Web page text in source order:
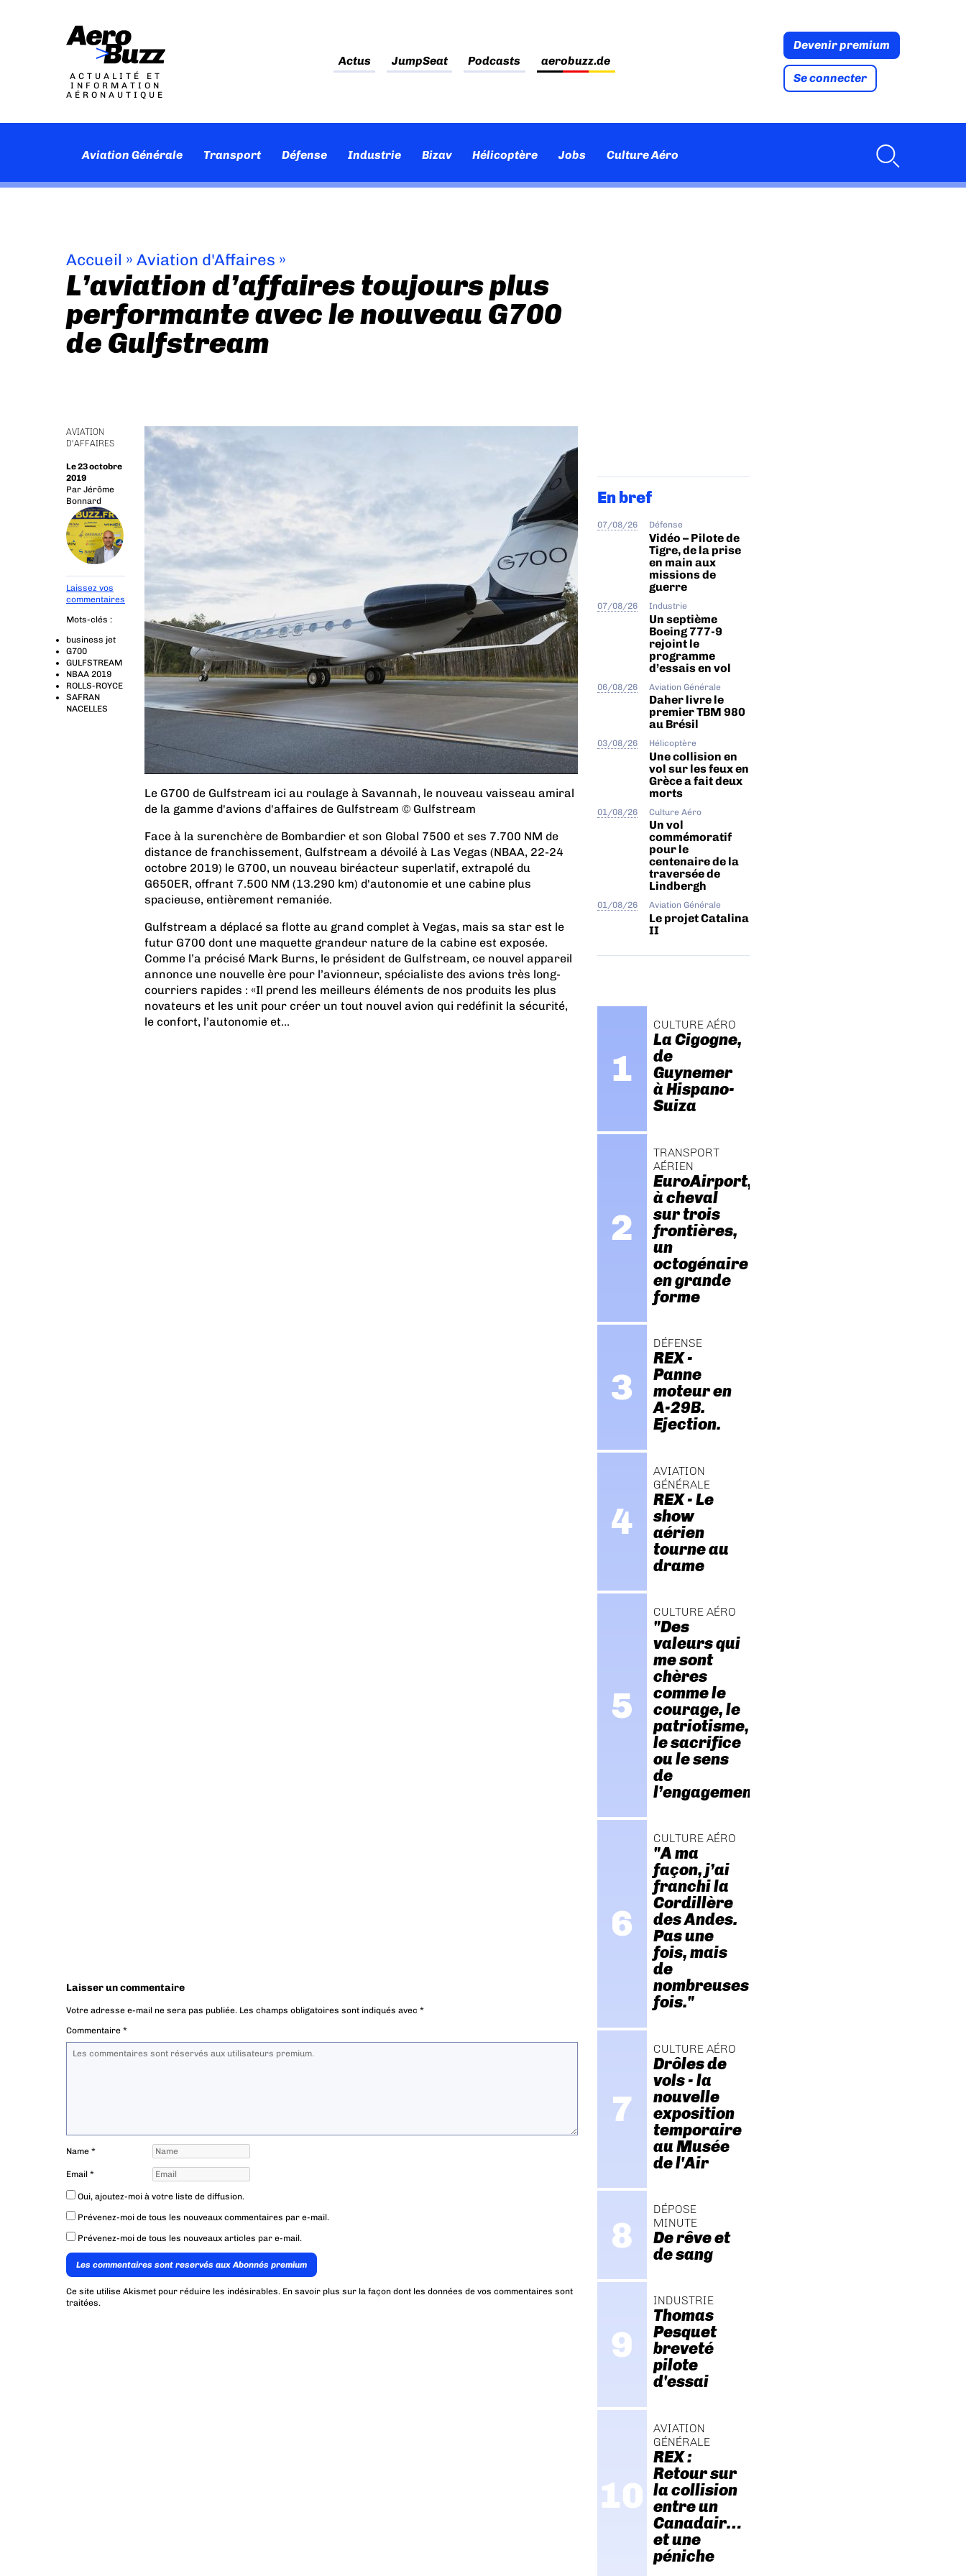
ACTUALITÉ ET
INFORMATION
AÉRONAUTIQUE
Actus JumpSeat Podcasts aerobuzz.de
Devenir premium
Se connecter
Aviation Générale Transport Défense Industrie Bizav Hélicoptère Jobs Culture Aéro
Accueil » Aviation d'Affaires »
L’aviation d’affaires toujours plus
performante avec le nouveau G700
de Gulfstream
AVIATION
D'AFFAIRES
Le 23 octobre
2019
Par Jérôme
Bonnard
Laissez vos
commentaires
Mots-clés :
business jet
G700
GULFSTREAM
NBAA 2019
ROLLS-ROYCE
SAFRAN
NACELLES
Le G700 de Gulfstream ici au roulage à Savannah, le nouveau vaisseau amiral
de la gamme d'avions d'affaires de Gulfstream © Gulfstream
Face à la surenchère de Bombardier et son Global 7500 et ses 7.700 NM de
distance de franchissement, Gulfstream a dévoilé à Las Vegas (NBAA, 22-24
octobre 2019) le G700, un nouveau biréacteur superlatif, extrapolé du
G650ER, offrant 7.500 NM (13.290 km) d'autonomie et une cabine plus
spacieuse, entièrement remaniée.
Gulfstream a déplacé sa flotte au grand complet à Vegas, mais sa star est le
futur G700 dont une maquette grandeur nature de la cabine est exposée.
Comme l’a précisé Mark Burns, le président de Gulfstream, ce nouvel appareil
annonce une nouvelle ère pour l’avionneur, spécialiste des avions très long-
courriers rapides : «Il prend les meilleurs éléments de nos produits les plus
novateurs et les unit pour créer un tout nouvel avion qui redéfinit la sécurité,
le confort, l’autonomie et...
Laisser un commentaire
Votre adresse e-mail ne sera pas publiée. Les champs obligatoires sont indiqués avec *
Commentaire *
Name *
Email *
Oui, ajoutez-moi à votre liste de diffusion.
Prévenez-moi de tous les nouveaux commentaires par e-mail.
Prévenez-moi de tous les nouveaux articles par e-mail.
Les commentaires sont reservés aux Abonnés premium
Ce site utilise Akismet pour réduire les indésirables. En savoir plus sur la façon dont les données de vos commentaires sont
traitées.
En bref
07/08/26 Défense
Vidéo – Pilote de
Tigre, de la prise
en main aux
missions de
guerre
07/08/26 Industrie
Un septième
Boeing 777-9
rejoint le
programme
d’essais en vol
06/08/26 Aviation Générale
Daher livre le
premier TBM 980
au Brésil
03/08/26 Hélicoptère
Une collision en
vol sur les feux en
Grèce a fait deux
morts
01/08/26 Culture Aéro
Un vol
commémoratif
pour le
centenaire de la
traversée de
Lindbergh
01/08/26 Aviation Générale
Le projet Catalina
II
CULTURE AÉRO
La Cigogne,
de
Guynemer
à Hispano-
Suiza
TRANSPORT
AÉRIEN
EuroAirport,
à cheval
sur trois
frontières,
un
octogénaire
en grande
forme
DÉFENSE
REX -
Panne
moteur en
A-29B.
Ejection.
AVIATION
GÉNÉRALE
REX - Le
show
aérien
tourne au
drame
CULTURE AÉRO
"Des
valeurs qui
me sont
chères
comme le
courage, le
patriotisme,
le sacrifice
ou le sens
de
l’engagement."
CULTURE AÉRO
"A ma
façon, j’ai
franchi la
Cordillère
des Andes.
Pas une
fois, mais
de
nombreuses
fois."
CULTURE AÉRO
Drôles de
vols - la
nouvelle
exposition
temporaire
au Musée
de l'Air
DÉPOSE
MINUTE
De rêve et
de sang
INDUSTRIE
Thomas
Pesquet
breveté
pilote
d'essai
AVIATION
GÉNÉRALE
REX :
Retour sur
la collision
entre un
Canadair…
et une
péniche